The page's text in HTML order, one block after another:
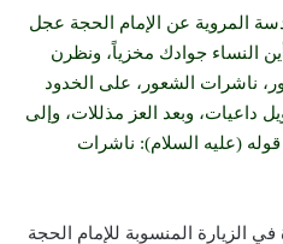
المروية عن الإمام الحجة عجل
النساء جوادك مخزياً، ونظرن
ناشرات الشعور، على الخدود
داعيات، وبعد العز مذللات، وإلى
(عليه السلام): ناشرات
الزيارة المنسوبة للإمام الحجة